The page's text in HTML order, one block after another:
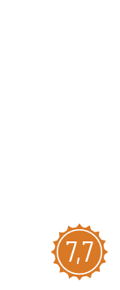
7,7